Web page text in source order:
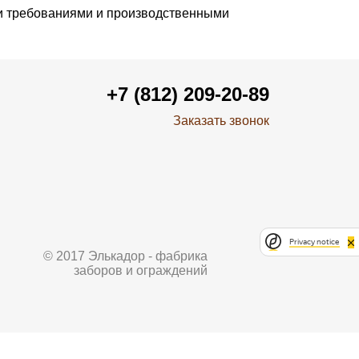
требованиями и производственными
+7 (812) 209-20-89
Заказать звонок
© 2017 Элькадор - фабрика
заборов и ограждений
Privacy notice